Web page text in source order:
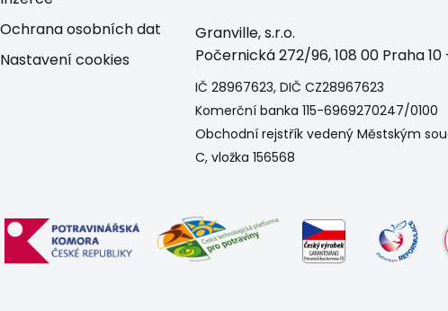
Ochrana osobních dat
Nastavení cookies
Granville, s.r.o.
Počernická 272/96, 108 00 Praha
IČ 28967623, DIČ CZ28967623
Komerční banka 115-6969270247/0100
Obchodní rejstřík vedený Městským
C, vložka 156568